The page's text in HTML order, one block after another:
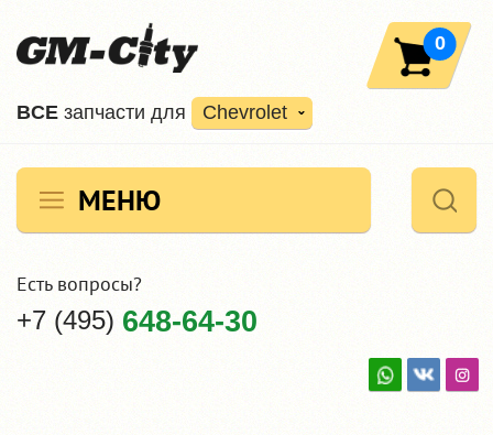
ВCE запчасти для Chevrolet
0
МЕНЮ
Есть вопросы?
+7 (495) 648-64-30